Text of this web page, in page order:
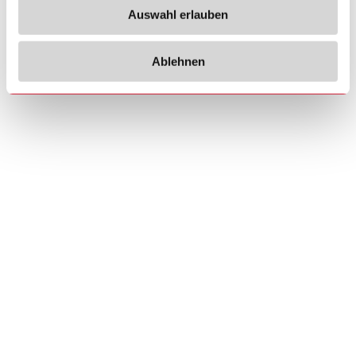
Auswahl erlauben
Ablehnen